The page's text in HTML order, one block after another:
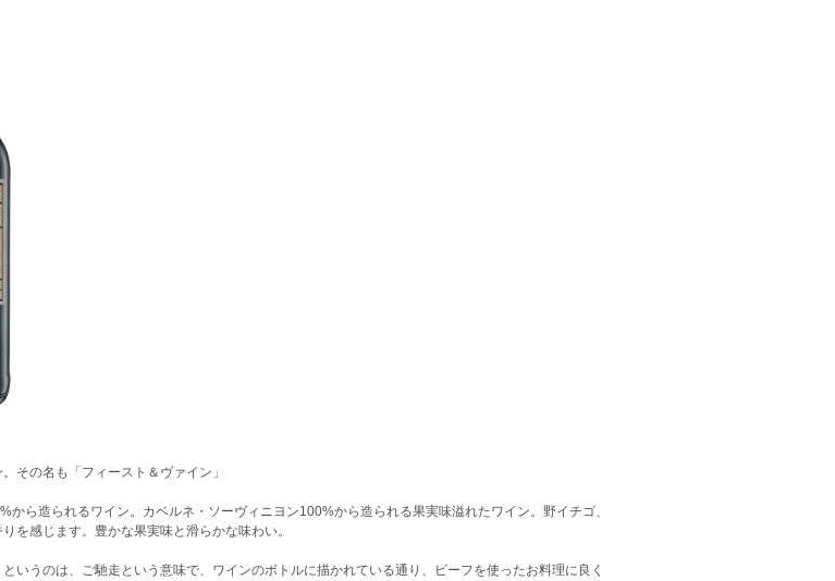
その名も「フィースト＆ヴァイン」
から造られるワイン。カベルネ・ソーヴィニヨン100%から造られる果実味溢れたワイン。野イチゴ、
を感じます。豊かな果実味と滑らかな味わい。
いうのは、ご馳走という意味で、ワインのボトルに描かれている通り、ビーフを使ったお料理に良く